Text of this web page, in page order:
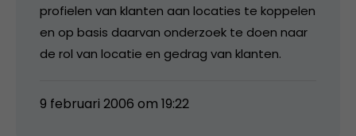
profielen van klanten aan locaties te koppelen
en op basis daarvan onderzoek te doen naar
de rol van locatie en gedrag van klanten.
9 februari 2006 om 19:22